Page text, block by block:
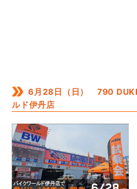
6月28日（日） 790
ルド伊丹店